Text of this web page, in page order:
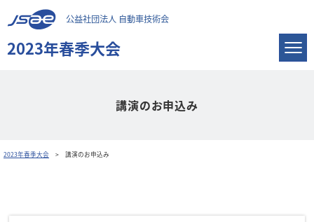
2023年春季大会
公益社団法人 自動車技術会
講演のお申込み
2023年春季大会 講演のお申込み